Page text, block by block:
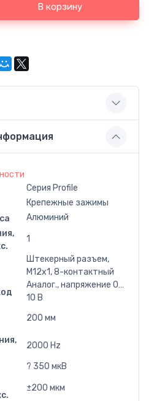
В корзину
Серия Profile
Крепежные зажимы
Алюминий
1
Штекерный разъем,
M12x1, 8-контактный
Аналог., напряжение 0…
10 В
200 мм
2000 Hz
? 350 мкВ
±200 мкм